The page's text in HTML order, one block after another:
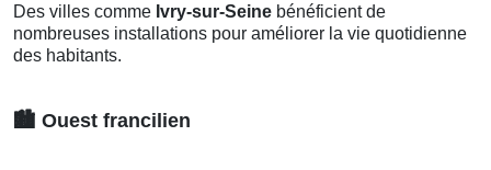
Des villes comme Ivry-sur-Seine bénéficient de
nombreuses installations pour améliorer la vie quotidienne
des habitants.
🏙️ Ouest francilien